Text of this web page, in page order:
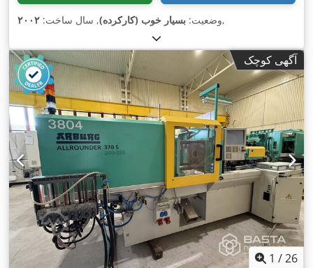
وضعیت: بسیار خوب (کارکرده), سال ساخت: ۲۰۰۲ ,
آگهی کوچک
1 /26